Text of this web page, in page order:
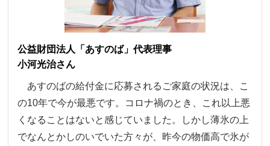
公益財団法人「あすのば」代表理事
小河光治さん
あすのばの給付金に応募されるご家庭の状況は、こ
の10年で今が最悪です。コロナ禍のとき、これ以上悪
くなることはないと感じていました。しかし薄氷の上
でなんとかしのいでいた方々が、昨今の物価高で氷が